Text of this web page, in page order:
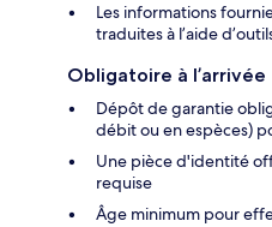
Les informations
traduites à l’aide
Obligatoire à l’arrivée
Dépôt de garantie
débit ou en espèces)
Une pièce d'identité
requise
Âge minimum pour